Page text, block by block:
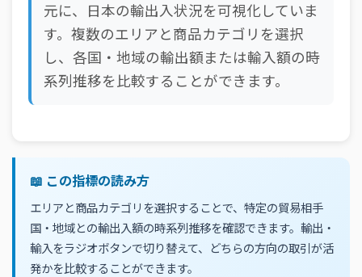
元に、日本の輸出入状況を可視化していま
す。複数のエリアと商品カテゴリを選択
し、各国・地域の輸出額または輸入額の時
系列推移を比較することができます。
📖 この指標の読み方
エリアと商品カテゴリを選択することで、特定の貿易相手
国・地域との輸出入額の時系列推移を確認できます。輸出・
輸入をラジオボタンで切り替えて、どちらの方向の取引が活
発かを比較することができます。